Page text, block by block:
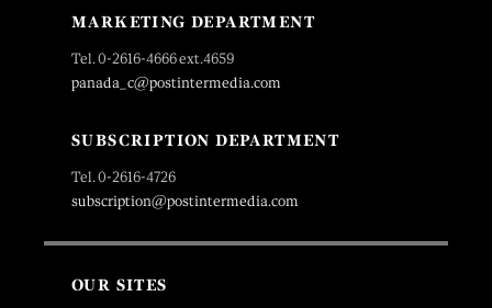
MARKETING DEPARTMENT
Tel. 0-2616-4666 ext.4659
panada_c@postintermedia.com
SUBSCRIPTION DEPARTMENT
Tel. 0-2616-4726
subscription@postintermedia.com
OUR SITES